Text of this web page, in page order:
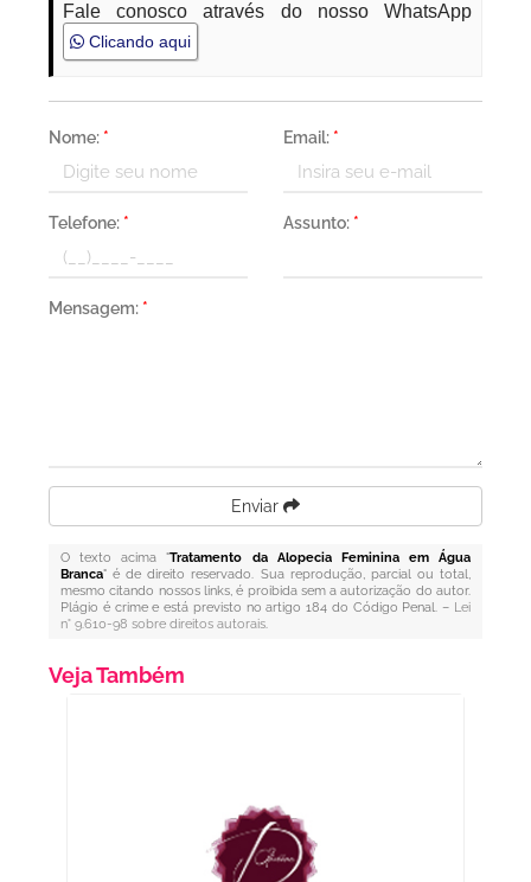
Fale conosco através do nosso WhatsApp
Clicando aqui
Nome: * Email: *
Telefone: * Assunto: *
Mensagem: *
Enviar
O texto acima "Tratamento da Alopecia Feminina em Água
Branca" é de direito reservado. Sua reprodução, parcial ou total,
mesmo citando nossos links, é proibida sem a autorização do autor.
Plágio é crime e está previsto no artigo 184 do Código Penal. – Lei
n° 9.610-98 sobre direitos autorais.
Veja Também